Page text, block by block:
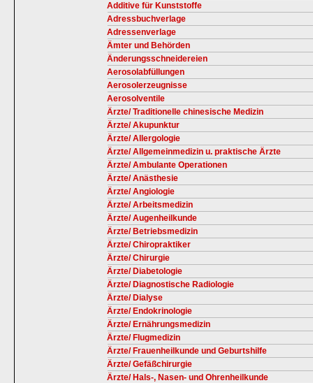
Additive für Kunststoffe
Adressbuchverlage
Adressenverlage
Ämter und Behörden
Änderungsschneidereien
Aerosolabfüllungen
Aerosolerzeugnisse
Aerosolventile
Ärzte/ Traditionelle chinesische Medizin
Ärzte/ Akupunktur
Ärzte/ Allergologie
Ärzte/ Allgemeinmedizin u. praktische Ärzte
Ärzte/ Ambulante Operationen
Ärzte/ Anästhesie
Ärzte/ Angiologie
Ärzte/ Arbeitsmedizin
Ärzte/ Augenheilkunde
Ärzte/ Betriebsmedizin
Ärzte/ Chiropraktiker
Ärzte/ Chirurgie
Ärzte/ Diabetologie
Ärzte/ Diagnostische Radiologie
Ärzte/ Dialyse
Ärzte/ Endokrinologie
Ärzte/ Ernährungsmedizin
Ärzte/ Flugmedizin
Ärzte/ Frauenheilkunde und Geburtshilfe
Ärzte/ Gefäßchirurgie
Ärzte/ Hals-, Nasen- und Ohrenheilkunde